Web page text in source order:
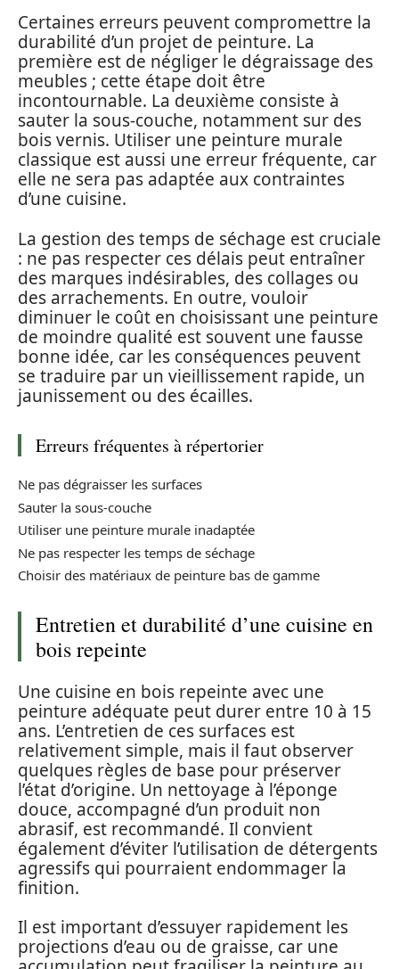
Certaines erreurs peuvent compromettre la
durabilité d’un projet de peinture. La
première est de négliger le dégraissage des
meubles ; cette étape doit être
incontournable. La deuxième consiste à
sauter la sous-couche, notamment sur des
bois vernis. Utiliser une peinture murale
classique est aussi une erreur fréquente, car
elle ne sera pas adaptée aux contraintes
d’une cuisine.
La gestion des temps de séchage est cruciale
: ne pas respecter ces délais peut entraîner
des marques indésirables, des collages ou
des arrachements. En outre, vouloir
diminuer le coût en choisissant une peinture
de moindre qualité est souvent une fausse
bonne idée, car les conséquences peuvent
se traduire par un vieillissement rapide, un
jaunissement ou des écailles.
Erreurs fréquentes à répertorier
Ne pas dégraisser les surfaces
Sauter la sous-couche
Utiliser une peinture murale inadaptée
Ne pas respecter les temps de séchage
Choisir des matériaux de peinture bas de gamme
Entretien et durabilité d’une cuisine en
bois repeinte
Une cuisine en bois repeinte avec une
peinture adéquate peut durer entre 10 à 15
ans. L’entretien de ces surfaces est
relativement simple, mais il faut observer
quelques règles de base pour préserver
l’état d’origine. Un nettoyage à l’éponge
douce, accompagné d’un produit non
abrasif, est recommandé. Il convient
également d’éviter l’utilisation de détergents
agressifs qui pourraient endommager la
finition.
Il est important d’essuyer rapidement les
projections d’eau ou de graisse, car une